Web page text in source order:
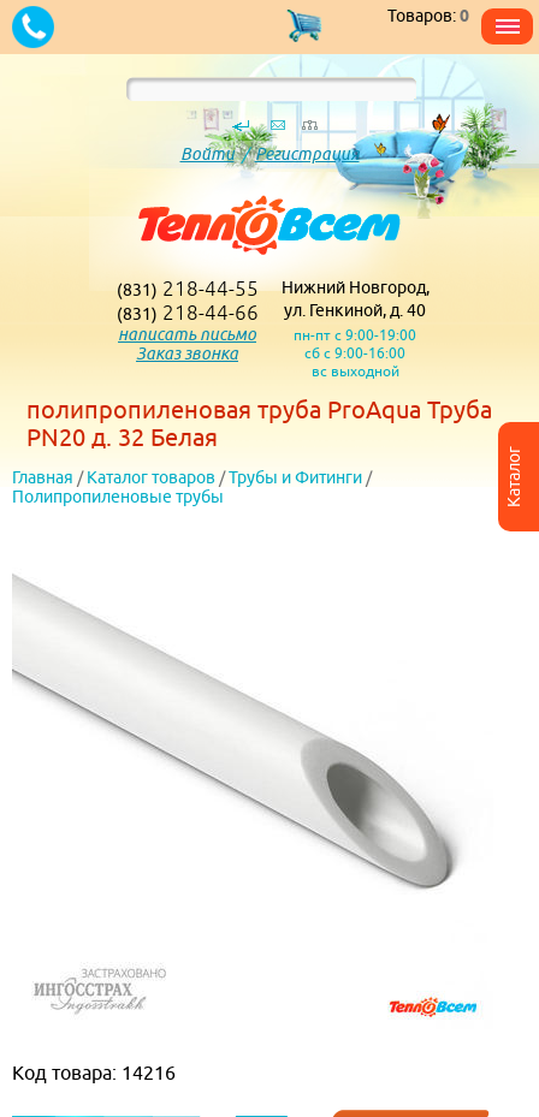
Каталог
Товаров:0
Войти/Регистрация
(831) 218-44-55
(831) 218-44-66
написать письмо
Заказ звонка
Нижний Новгород,
ул. Генкиной, д. 40
пн-пт с 9:00-19:00
сб с 9:00-16:00
вс выходной
полипропиленовая труба ProAqua Труба
PN20 д. 32 Белая
Главная / Каталог товаров /Трубы и Фитинги /
Полипропиленовые трубы
Код товара: 14216